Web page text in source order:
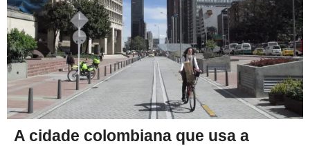
A cidade colombiana que usa a